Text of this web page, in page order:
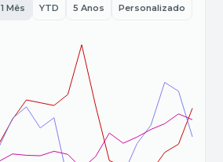
1 Mês YTD 5 Anos Personalizado